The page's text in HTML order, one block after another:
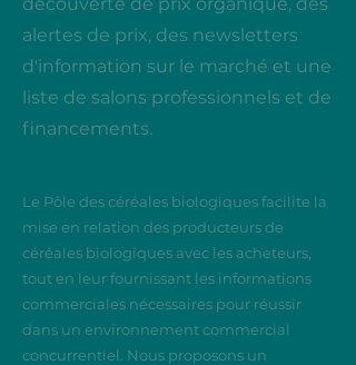
alertes de prix, des newsletters
d'information sur le marché et une
liste de salons professionnels et de
financements.
Le Pôle des céréales biologiques facilite la
mise en relation des producteurs de
céréales biologiques avec les acheteurs,
tout en leur fournissant les informations
commerciales nécessaires pour réussir
dans un environnement commercial
concurrentiel. Nous proposons un